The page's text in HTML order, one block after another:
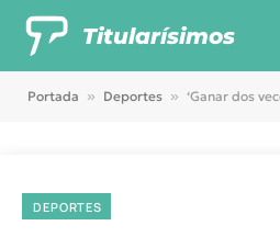
Titularísimos
Portada » Deportes » ‘Ganar dos veces’, la
DEPORTES